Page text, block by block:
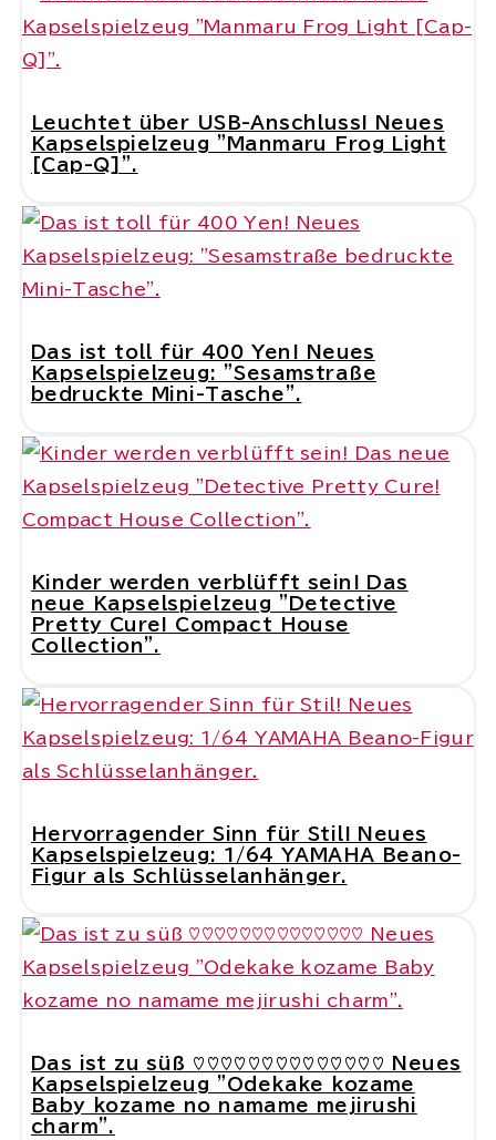
Leuchtet über USB-Anschluss! Neues
Kapselspielzeug "Manmaru Frog Light
[Cap-Q]".
Das ist toll für 400 Yen! Neues
Kapselspielzeug: "Sesamstraße
bedruckte Mini-Tasche".
Kinder werden verblüfft sein! Das
neue Kapselspielzeug "Detective
Pretty Cure! Compact House
Collection".
Hervorragender Sinn für Stil! Neues
Kapselspielzeug: 1/64 YAMAHA Beano-
Figur als Schlüsselanhänger.
Das ist zu süß ♡♡♡♡♡♡♡♡♡♡♡♡♡♡ Neues
Kapselspielzeug "Odekake kozame
Baby kozame no namame mejirushi
charm".